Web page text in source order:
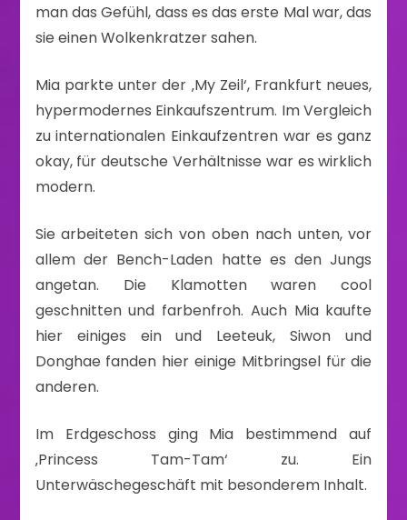
man das Gefühl, dass es das erste Mal war, das
sie einen Wolkenkratzer sahen.
Mia parkte unter der ‚My Zeil‘, Frankfurt neues,
hypermodernes Einkaufszentrum. Im Vergleich
zu internationalen Einkaufzentren war es ganz
okay, für deutsche Verhältnisse war es wirklich
modern.
Sie arbeiteten sich von oben nach unten, vor
allem der Bench-Laden hatte es den Jungs
angetan. Die Klamotten waren cool
geschnitten und farbenfroh. Auch Mia kaufte
hier einiges ein und Leeteuk, Siwon und
Donghae fanden hier einige Mitbringsel für die
anderen.
Im Erdgeschoss ging Mia bestimmend auf
‚Princess Tam-Tam‘ zu. Ein
Unterwäschegeschäft mit besonderem Inhalt.